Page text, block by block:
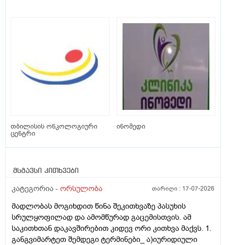
თბილისის ონკოლოგიური
ცენტრი
ინომედი
მსგავსი კითხვები
კატეგორია - ორსულობა თარიღი : 17-07-2026
მადლობას მოგიხდით წინა შეკითხვაზე პასუხის
სრულყოფილად და ამომწურად გაცემისთვის. ამ
საკითხთან დაკავშირებით კიდევ ორი კითხვა მაქვს. 1.
განგვიმარტეთ შემდეგი ტერმინები_ ა)იურიდიული